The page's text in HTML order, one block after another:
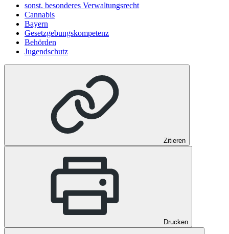
sonst. besonderes Verwaltungsrecht
Cannabis
Bayern
Gesetzgebungskompetenz
Behörden
Jugendschutz
Zitieren
Drucken